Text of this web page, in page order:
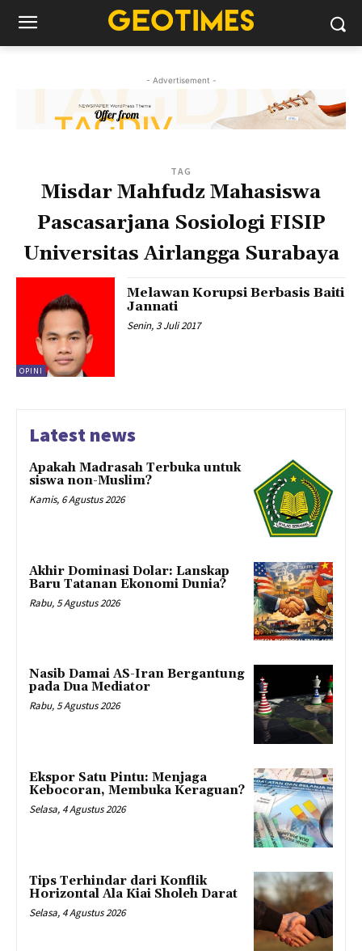
- Advertisement -
TAG
Misdar Mahfudz Mahasiswa
Pascasarjana Sosiologi FISIP
Universitas Airlangga Surabaya
OPINI
Melawan Korupsi Berbasis Baiti
Jannati
Senin, 3 Juli 2017
Latest news
Apakah Madrasah Terbuka untuk
siswa non-Muslim?
Kamis, 6 Agustus 2026
Akhir Dominasi Dolar: Lanskap
Baru Tatanan Ekonomi Dunia?
Rabu, 5 Agustus 2026
Nasib Damai AS-Iran Bergantung
pada Dua Mediator
Rabu, 5 Agustus 2026
Ekspor Satu Pintu: Menjaga
Kebocoran, Membuka Keraguan?
Selasa, 4 Agustus 2026
Tips Terhindar dari Konflik
Horizontal Ala Kiai Sholeh Darat
Selasa, 4 Agustus 2026